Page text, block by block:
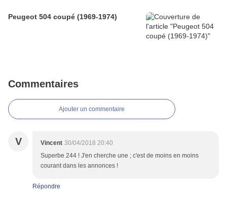
Peugeot 504 coupé (1969-1974)
Commentaires
Ajouter un commentaire
V Vincent 30/04/2018 20:40
Superbe 244 ! J'en cherche une ; c'est de moins en moins
courant dans les annonces !
Répondre